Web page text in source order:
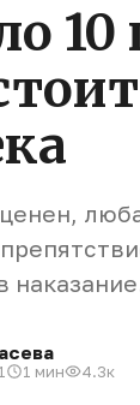
1 мин 4.3к